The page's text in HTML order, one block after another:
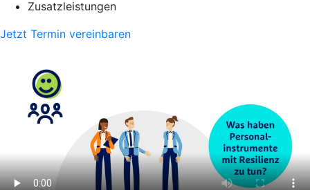
Zusatzleistungen
Jetzt Termin vereinbaren